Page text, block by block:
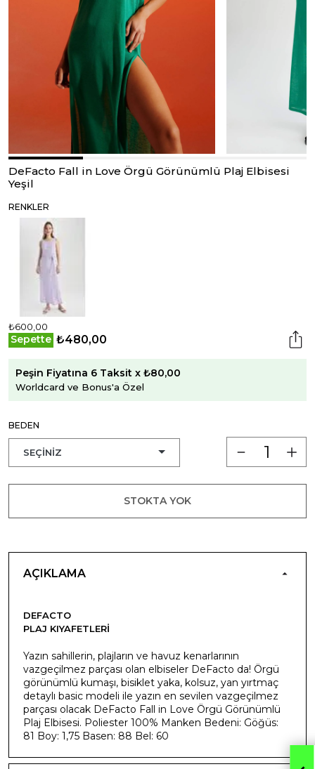
DeFacto Fall in Love Örgü Görünümlü Plaj Elbisesi
Yeşil
RENKLER
₺600,00
Sepette ₺480,00
Peşin Fiyatına 6 Taksit x ₺80,00
Worldcard ve Bonus'a Özel
BEDEN
STOKTA YOK
AÇIKLAMA
DEFACTO
PLAJ KIYAFETLERI
Yazın sahillerin, plajların ve havuz kenarlarının
vazgeçilmez parçası olan elbiseler DeFacto da! Örgü
görünümlü kumaşı, bisiklet yaka, kolsuz, yan yırtmaç
detaylı basic modeli ile yazın en sevilen vazgeçilmez
parçası olacak DeFacto Fall in Love Örgü Görünümlü
Plaj Elbisesi. Poliester 100% Manken Bedeni: Göğüs:
81 Boy: 1,75 Basen: 88 Bel: 60